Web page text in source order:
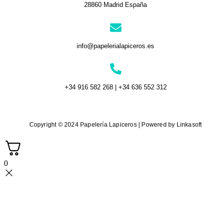
28860 Madrid España
info@papelerialapiceros.es
+34 916 582 268 | +34 636 552 312
Copyright © 2024 Papelería Lapiceros | Powered by Linkasoft
0